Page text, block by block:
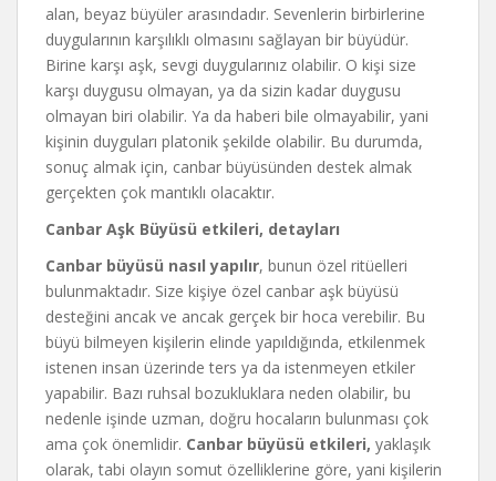
alan, beyaz büyüler arasındadır. Sevenlerin birbirlerine
duygularının karşılıklı olmasını sağlayan bir büyüdür.
Birine karşı aşk, sevgi duygularınız olabilir. O kişi size
karşı duygusu olmayan, ya da sizin kadar duygusu
olmayan biri olabilir. Ya da haberi bile olmayabilir, yani
kişinin duyguları platonik şekilde olabilir. Bu durumda,
sonuç almak için, canbar büyüsünden destek almak
gerçekten çok mantıklı olacaktır.
Canbar Aşk Büyüsü etkileri, detayları
Canbar büyüsü nasıl yapılır, bunun özel ritüelleri
bulunmaktadır. Size kişiye özel canbar aşk büyüsü
desteğini ancak ve ancak gerçek bir hoca verebilir. Bu
büyü bilmeyen kişilerin elinde yapıldığında, etkilenmek
istenen insan üzerinde ters ya da istenmeyen etkiler
yapabilir. Bazı ruhsal bozukluklara neden olabilir, bu
nedenle işinde uzman, doğru hocaların bulunması çok
ama çok önemlidir. Canbar büyüsü etkileri, yaklaşık
olarak, tabi olayın somut özelliklerine göre, yani kişilerin